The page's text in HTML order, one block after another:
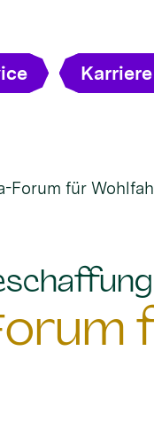
Karriere
Forum für